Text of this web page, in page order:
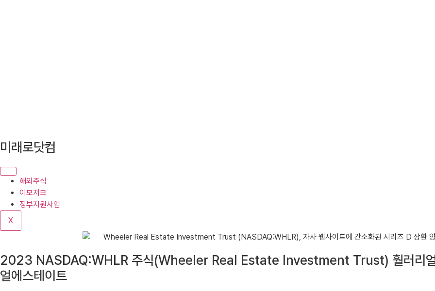
콘
텐
로
뛰
미래로닷컴
해외주식
이모저모
정부지원사업
X
2023 NASDAQ:WHLR 주식(Wheeler Real Estate Investment Trust) 훨러리얼
얼에스테이트